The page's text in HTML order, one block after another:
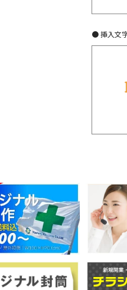
● 挿入文